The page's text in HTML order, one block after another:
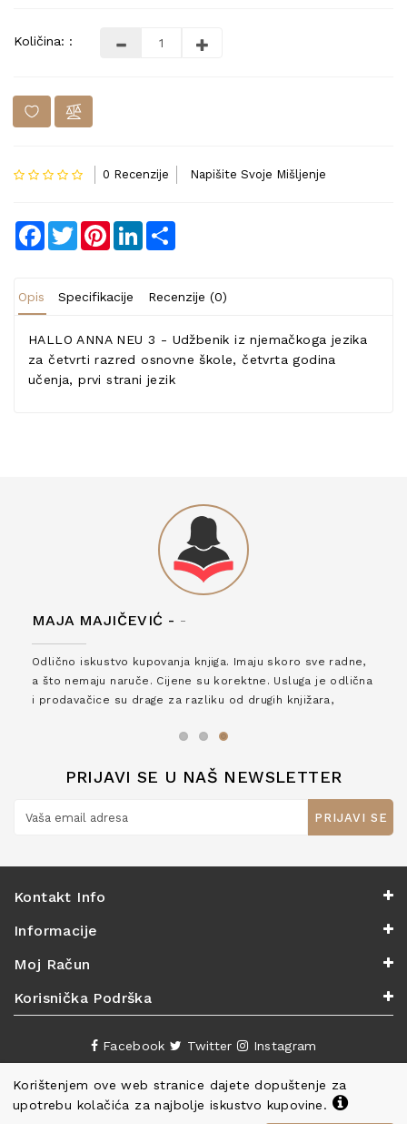
Količina: :
0 Recenzije Napišite Svoje Mišljenje
Facebook
TwitterPinterestLinkedIn
Opis Specifikacije Recenzije (0)
HALLO ANNA NEU 3 - Udžbenik iz njemačkoga jezika
za četvrti razred osnovne škole, četvrta godina
učenja, prvi strani jezik
Korištenjem ove web stranice dajete dopuštenje za
upotrebu kolačića za najbolje iskustvo kupovine.
MAJA MAJIČEVIĆ - -
Odlično iskustvo kupovanja knjiga. Imaju skoro sve radne,
a što nemaju naruče. Cijene su korektne. Usluga je odlična
i prodavačice su drage za razliku od drugih knjižara,
PRIJAVI SE U NAŠ NEWSLETTER
PRIJAVI SE
Kontakt Info
Informacije
Moj Račun
Korisnička Podrška
Facebook Twitter Instagram